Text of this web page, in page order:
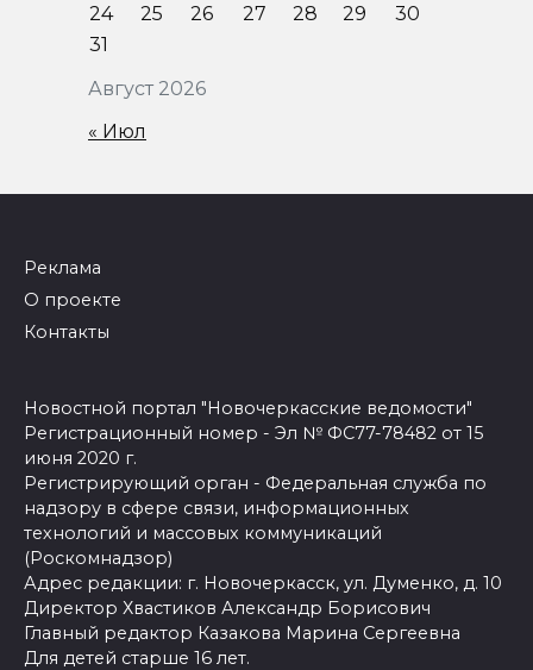
Август 2026
24
25 26 27 28 29
30
31
« Июл
Реклама
О проекте
Контакты
Новостной портал "Новочеркасские ведомости"
Регистрационный номер - Эл № ФС77-78482 от 15
июня 2020 г.
Регистрирующий орган - Федеральная служба по
надзору в сфере связи, информационных
технологий и массовых коммуникаций
(Роскомнадзор)
Адрес редакции: г. Новочеркасск, ул. Думенко, д. 10
Директор Хвастиков Александр Борисович
Главный редактор Казакова Марина Сергеевна
Для детей старше 16 лет.